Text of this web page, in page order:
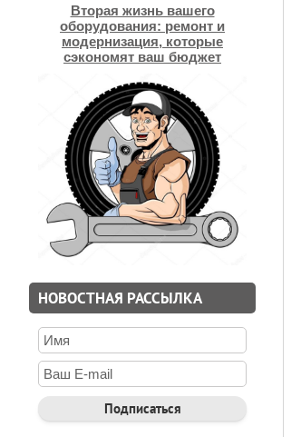
Вторая жизнь вашего
оборудования: ремонт и
модернизация, которые
сэкономят ваш бюджет
НОВОСТНАЯ РАССЫЛКА